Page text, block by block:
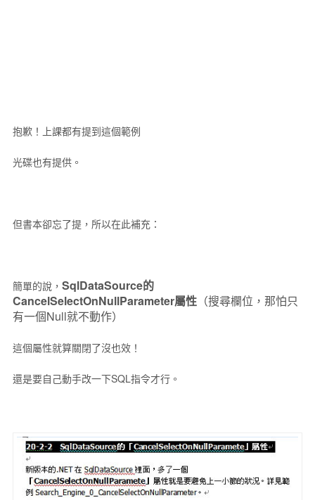
抱歉！上課都有提到這個範例
光碟也有提供。
但書本卻忘了提，所以在此補充：
簡單的說， SqlDataSource的
CancelSelectOnNullParameter屬性（搜尋欄位，那怕只
有一個Null就不動作）
這個屬性就算關閉了沒也效！
還是要自己動手改一下SQL指令才行。